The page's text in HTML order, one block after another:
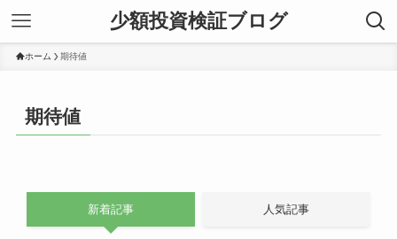
少額投資検証ブログ
ホーム 期待値
期待値
新着記事 人気記事